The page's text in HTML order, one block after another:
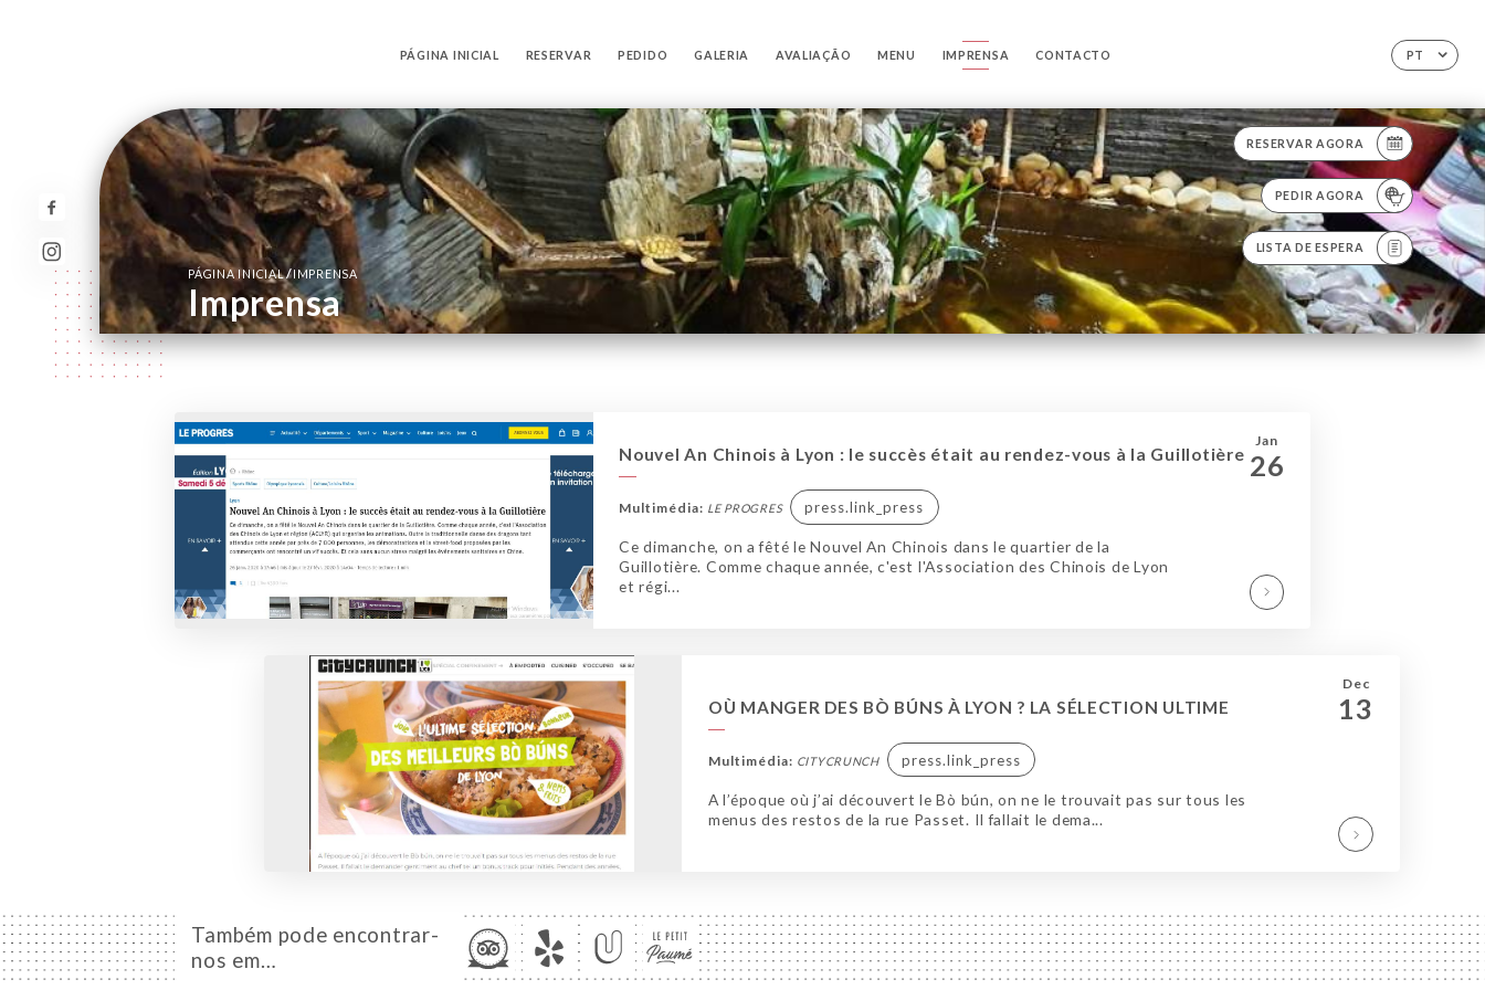
PT
PÁGINA INICIAL RESERVAR PEDIDO GALERIA AVALIAÇÃO MENU IMPRENSA CONTACTO
RESERVAR AGORA
PEDIR AGORA
LISTA DE ESPERA
PÁGINA INICIAL/ IMPRENSA
Imprensa
Nouvel An Chinois à Lyon : le succès était au rendez-vous à la Guillotière
Multimédia: LE PROGRES press.link_press
Ce dimanche, on a fêté le Nouvel An Chinois dans le quartier de la
Guillotière. Comme chaque année, c'est l'Association des Chinois de Lyon
et régi...
Jan
26
OÙ MANGER DES BÒ BÚNS À LYON ? LA SÉLECTION ULTIME
Multimédia: CITYCRUNCH press.link_press
A l’époque où j’ai découvert le Bò bún, on ne le trouvait pas sur tous les
menus des restos de la rue Passet. Il fallait le dema...
Dec
13
Também pode encontrar-
nos em…